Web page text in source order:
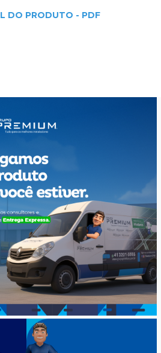
DO PRODUTO - PDF